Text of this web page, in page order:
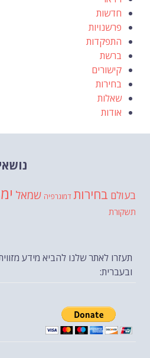
חדשות
פרשנויות
התפקדות
ברשת
קישורים
בחירות
שאלות
אודות
בעולם בחירות דמוגרפיה שמאל
תשקורת
תעזרו לאתר שלנו להביא מידע
ובעברית: